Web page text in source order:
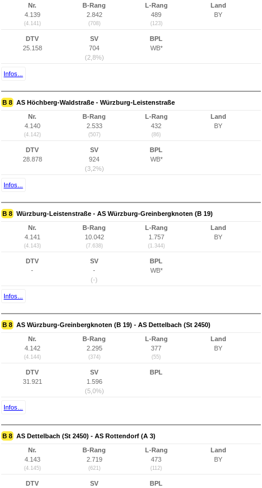
Nr.
4.139
(4.141)
B-Rang
2.842
(708)
L-Rang
489
(123)
Land
BY
DTV
25.158
SV
704
(2,8%)
BPL
WB*
Infos...
B 8 AS Höchberg-Waldstraße - Würzburg-Leistenstraße
Nr.
4.140
(4.142)
B-Rang
2.533
(507)
L-Rang
432
(86)
Land
BY
DTV
28.878
SV
924
(3,2%)
BPL
WB*
Infos...
B 8 Würzburg-Leistenstraße - AS Würzburg-Greinbergknoten (B 19)
Nr.
4.141
(4.143)
B-Rang
10.042
(7.638)
L-Rang
1.757
(1.344)
Land
BY
DTV
-
SV
-
(-)
BPL
WB*
Infos...
B 8 AS Würzburg-Greinbergknoten (B 19) - AS Dettelbach (St 2450)
Nr.
4.142
(4.144)
B-Rang
2.295
(374)
L-Rang
377
(55)
Land
BY
DTV
31.921
SV
1.596
(5,0%)
BPL
Infos...
B 8 AS Dettelbach (St 2450) - AS Rottendorf (A 3)
Nr.
4.143
(4.145)
B-Rang
2.719
(621)
L-Rang
473
(112)
Land
BY
DTV
SV
BPL